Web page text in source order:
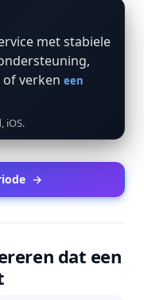
met stabiele
of verken een
iOS.
→
dat een